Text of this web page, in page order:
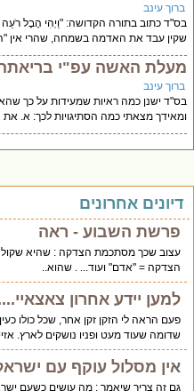
עינב
כתוב בתורה הקדושה: "וַיְהִי הֶבֶל רֹעֵה
עבד את האדמה בשמחה, שהרי אין
האשה עפ"י בריאתה
עינב
ישנן כמה ראיות שמעידות על כך
מצאתי כמה הסתיגויות לכך: א. את
אחרונים
פרשת השבוע - ראה
עצוב שכך מסתכמת הצדקה : שהיא
הצדקה = "אדם" ועוד... . שהוא..
למען יידע אחרון צאצאיי.....
פעם הראה לי הזקן זקן אחר, שכל כולו
שדומה שעוד מעט ופניו נושקים לארץ.
אין מסלול עוקף עם ישראל
גם זה צריך שיאמר : מה עושים כשעם ישראל